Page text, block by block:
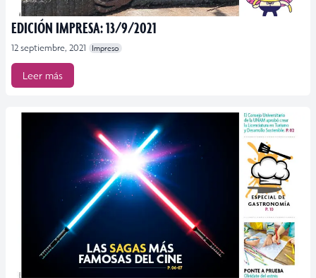
EDICIÓN IMPRESA: 13/9/2021
12 septiembre, 2021 Impreso
Leer más